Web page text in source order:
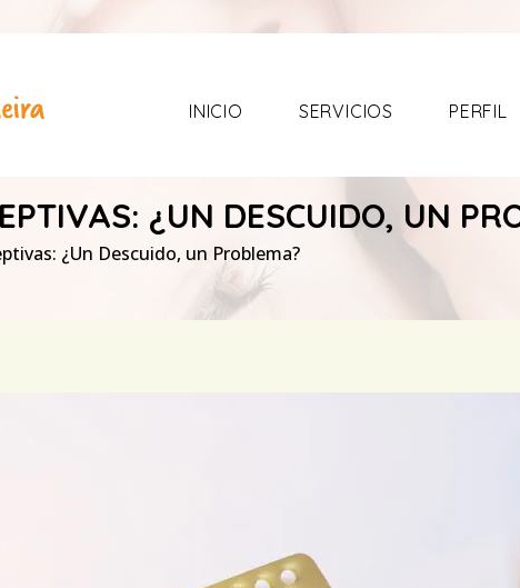
INICIO SERVICIOS PERFIL
¿UN DESCUIDO, UN
¿Un Descuido, un Problema?